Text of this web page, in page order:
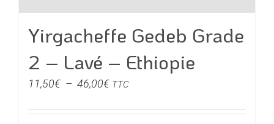
Yirgacheffe Gedeb Grade
2 – Lavé – Ethiopie
11,50€ – 46,00€Plage
prix :
TTC